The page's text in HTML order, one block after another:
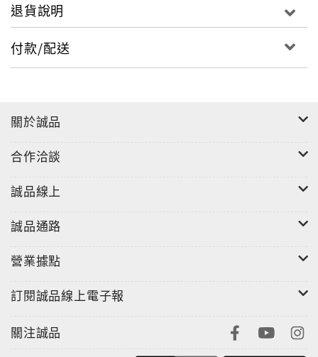
退貨說明
付款/配送
關於誠品
合作洽談
誠品線上
誠品通路
營業據點
訂閱誠品線上電子報
關注誠品